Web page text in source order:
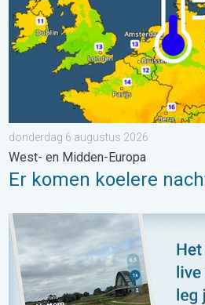
donderdag 6 augustus 2026
West- en Midden-Europa
Er komen koelere
Impressies maken, momenten